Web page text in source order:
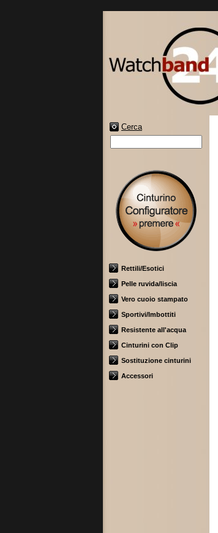
Cerca
Rettili/Esotici
Pelle ruvida/liscia
Vero cuoio stampato
Sportivi/Imbottiti
Resistente all'acqua
Cinturini con Clip
Sostituzione cinturini
Accessori